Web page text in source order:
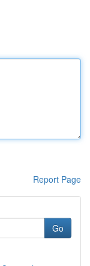
Report Page
Go